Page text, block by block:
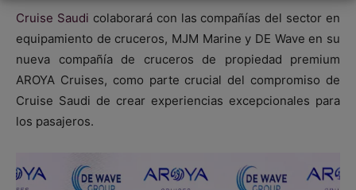
Cruise Saudi colaborará con las compañías del sector en
equipamiento de cruceros, MJM Marine y DE Wave en su
nueva compañía de cruceros de propiedad premium
AROYA Cruises, como parte crucial del compromiso de
Cruise Saudi de crear experiencias excepcionales para
los pasajeros.